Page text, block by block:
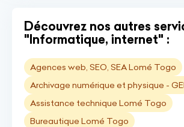
Découvrez nos autres
"Informatique, internet" :
Agences web, SEO, SEA Lomé Togo
Archivage numérique et physique -
Assistance technique Lomé Togo
Bureautique Lomé Togo